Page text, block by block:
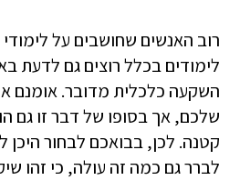
רוב האנשים שחושבים על לימודי
לימודים בכלל רוצים גם לדעת
השקעה כלכלית מדובר. אומנם
שלכם, אך בסופו של דבר זו גם
קטנה. לכן, בבואכם לבחור היכן
לברר גם כמה זה עולה, כי זהו